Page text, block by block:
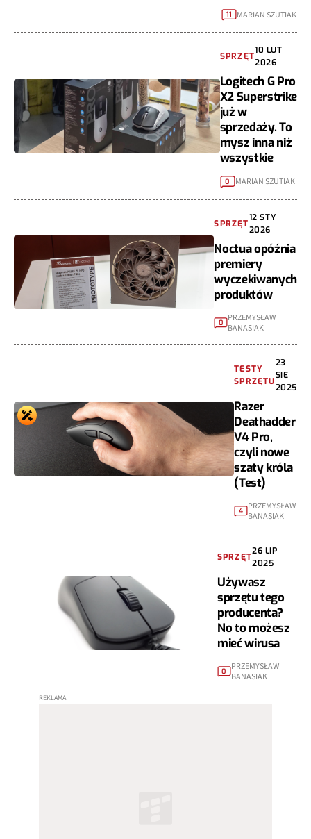
11 MARIAN SZUTIAK
SPRZĘT
10 LUT
2026
Logitech G Pro
X2 Superstrike
już w
sprzedaży. To
mysz inna niż
wszystkie
0 MARIAN SZUTIAK
SPRZĘT
12 STY
2026
Noctua opóźnia
premiery
wyczekiwanych
produktów
0
PRZEMYSŁAW
BANASIAK
TESTY
SPRZĘTU
23
SIE
2025
Razer
Deathadder
V4 Pro,
czyli nowe
szaty króla
(Test)
4
PRZEMYSŁAW
BANASIAK
SPRZĘT
26 LIP
2025
Używasz
sprzętu tego
producenta?
No to możesz
mieć wirusa
0
PRZEMYSŁAW
BANASIAK